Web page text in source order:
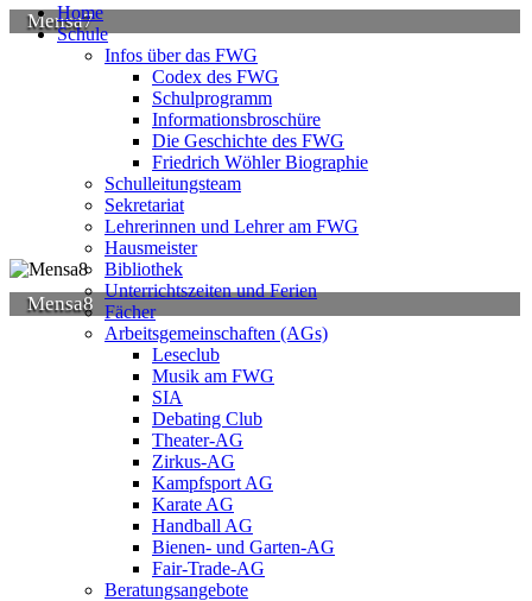
Mensa7
Mensa8
Home
Schule
Infos über das FWG
Codex des FWG
Schulprogramm
Informationsbroschüre
Die Geschichte des FWG
Friedrich Wöhler Biographie
Schulleitungsteam
Sekretariat
Lehrerinnen und Lehrer am FWG
Hausmeister
Bibliothek
Unterrichtszeiten und Ferien
Fächer
Arbeitsgemeinschaften (AGs)
Leseclub
Musik am FWG
SIA
Debating Club
Theater-AG
Zirkus-AG
Kampfsport AG
Karate AG
Handball AG
Bienen- und Garten-AG
Fair-Trade-AG
Beratungsangebote